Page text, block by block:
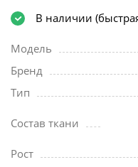
В наличии
Модель
Бренд
Тип
Состав ткани
Рост